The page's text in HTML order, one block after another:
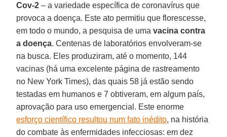
Cov-2 – a variedade específica de coronavírus que
provoca a doença. Este ato permitiu que florescesse,
em todo o mundo, a pesquisa de umavacina contra
a doença. Centenas de laboratórios envolveram-se
na busca. Eles produziram, até o momento, 144
vacinas (há uma excelente página de rastreamento
no New York Times), das quais 58 já estão sendo
testadas em humanos e 7 obtiveram, em algum país,
aprovação para uso emergencial. Este enorme
esforço científico resultou num fato inédito, na história
do combate às enfermidades infecciosas: em dez